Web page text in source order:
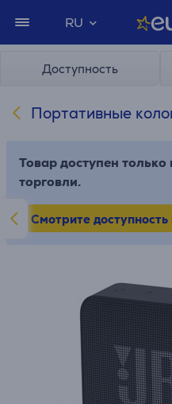
RU
Доступность
Портативные
Товар доступен
торговли.
Смотрите доступность